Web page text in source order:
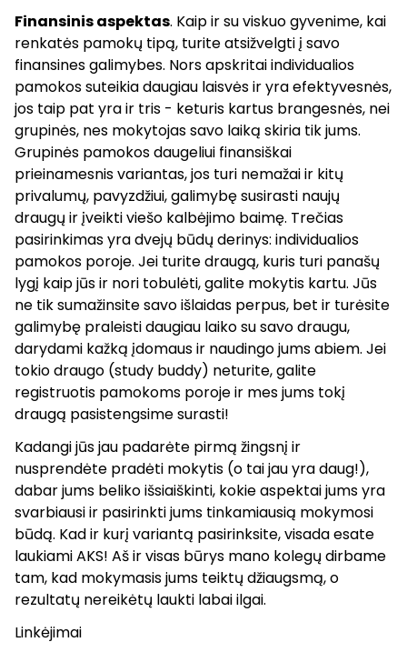
Finansinis aspektas. Kaip ir su viskuo gyvenime, kai
renkatės pamokų tipą, turite atsižvelgti į savo
finansines galimybes. Nors apskritai individualios
pamokos suteikia daugiau laisvės ir yra efektyvesnės,
jos taip pat yra ir tris - keturis kartus brangesnės, nei
grupinės, nes mokytojas savo laiką skiria tik jums.
Grupinės pamokos daugeliui finansiškai
prieinamesnis variantas, jos turi nemažai ir kitų
privalumų, pavyzdžiui, galimybę susirasti naujų
draugų ir įveikti viešo kalbėjimo baimę. Trečias
pasirinkimas yra dvejų būdų derinys: individualios
pamokos poroje. Jei turite draugą, kuris turi panašų
lygį kaip jūs ir nori tobulėti, galite mokytis kartu. Jūs
ne tik sumažinsite savo išlaidas perpus, bet ir turėsite
galimybę praleisti daugiau laiko su savo draugu,
darydami kažką įdomaus ir naudingo jums abiem. Jei
tokio draugo (study buddy) neturite, galite
registruotis pamokoms poroje ir mes jums tokį
draugą pasistengsime surasti!
Kadangi jūs jau padarėte pirmą žingsnį ir
nusprendėte pradėti mokytis (o tai jau yra daug!),
dabar jums beliko išsiaiškinti, kokie aspektai jums yra
svarbiausi ir pasirinkti jums tinkamiausią mokymosi
būdą. Kad ir kurį variantą pasirinksite, visada esate
laukiami AKS! Aš ir visas būrys mano kolegų dirbame
tam, kad mokymasis jums teiktų džiaugsmą, o
rezultatų nereikėtų laukti labai ilgai.
Linkėjimai